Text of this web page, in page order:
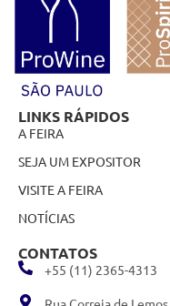
LINKS RÁPIDOS
A FEIRA
SEJA UM EXPOSITOR
VISITE A FEIRA
NOTÍCIAS
+55 (11) 2365-4313
CONTATOS